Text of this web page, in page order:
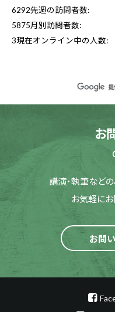
6292先週の訪問者数:
5875月別訪問者数:
3現在オンライン中の人数:
お
講演・執筆などの
お気軽にお
お問